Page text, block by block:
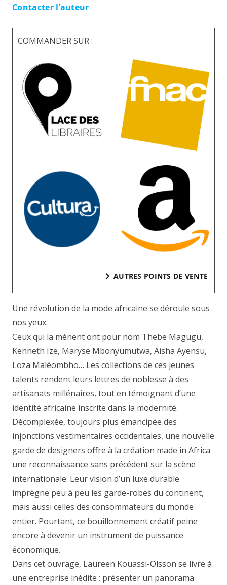
Contacter l’auteur
COMMANDER SUR :
AUTRES POINTS DE VENTE
Une révolution de la mode africaine se déroule sous
nos yeux.
Ceux qui la mènent ont pour nom Thebe Magugu,
Kenneth Ize, Maryse Mbonyumutwa, Aisha Ayensu,
Loza Maléombho… Les collections de ces jeunes
talents rendent leurs lettres de noblesse à des
artisanats millénaires, tout en témoignant d’une
identité africaine inscrite dans la modernité.
Décomplexée, toujours plus émancipée des
injonctions vestimentaires occidentales, une nouvelle
garde de designers offre à la création made in Africa
une reconnaissance sans précédent sur la scène
internationale. Leur vision d’un luxe durable
imprègne peu à peu les garde-robes du continent,
mais aussi celles des consommateurs du monde
entier. Pourtant, ce bouillonnement créatif peine
encore à devenir un instrument de puissance
économique.
Dans cet ouvrage, Laureen Kouassi-Olsson se livre à
une entreprise inédite : présenter un panorama